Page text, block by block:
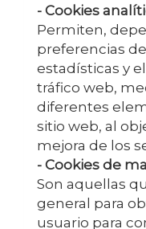
- Cookies
Permiten,
preferencias
estadísticas y
tráfico web,
diferentes
sitio web, al
mejora de los
- Cookies de
Son aquellas
general para
usuario para